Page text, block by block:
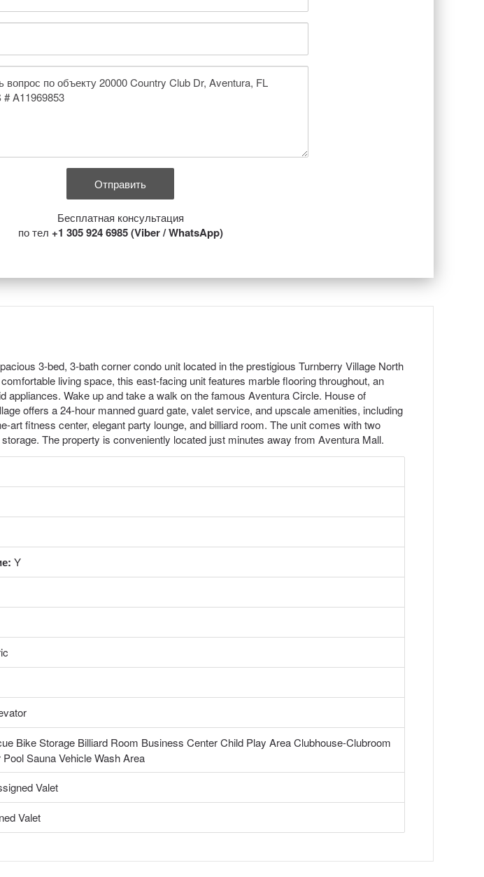
Бесплатная консультация
по тел +1 305 924 6985 (Viber / WhatsApp)
3-bed, 3-bath corner condo unit located in the prestigious Turnberry Village North
living space, this east-facing unit features marble flooring throughout, an
appliances. Wake up and take a walk on the famous Aventura Circle. House of
offers a 24-hour manned guard gate, valet service, and upscale amenities, including
art fitness center, elegant party lounge, and billiard room. The unit comes with two
The property is conveniently located just minutes away from Aventura Mall.
Y
Bike Storage Billiard Room Business Center Child Play Area Clubhouse-Clubroom
Sauna Vehicle Wash Area
Valet
Valet